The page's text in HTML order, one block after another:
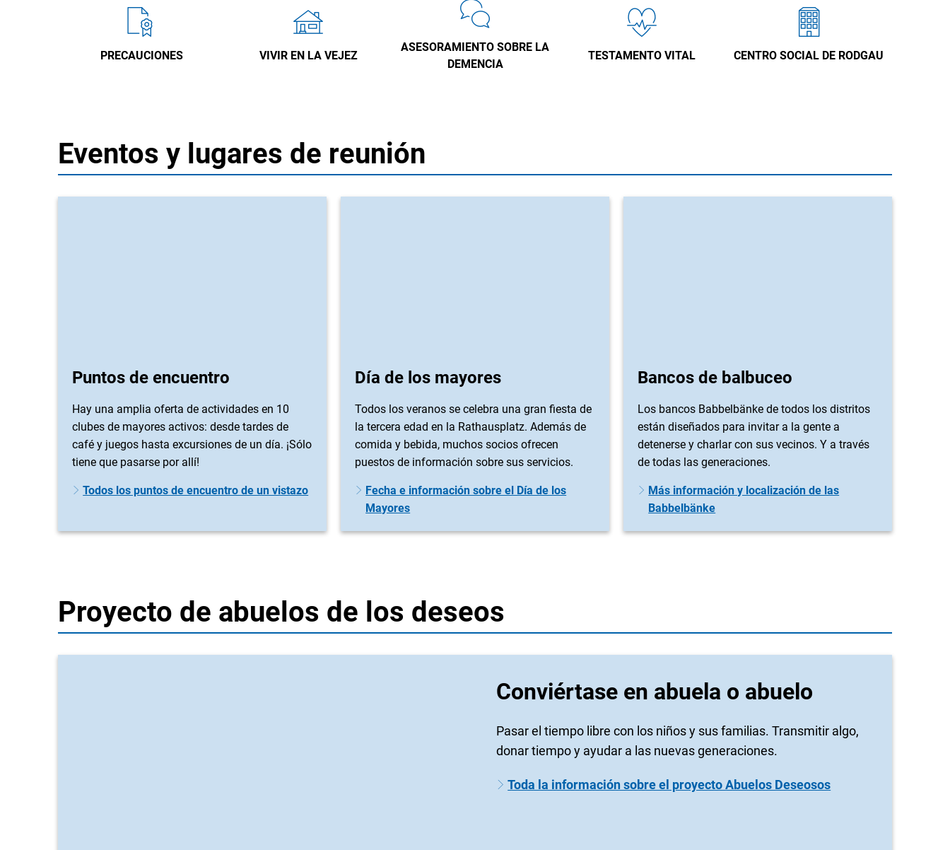
PRECAUCIONES VIVIR EN LA VEJEZ
ASESORAMIENTO SOBRE LA
DEMENCIA
TESTAMENTO VITAL CENTRO SOCIAL DE RODGAU
Eventos y lugares de reunión
Puntos de encuentro
Hay una amplia oferta de actividades en 10
clubes de mayores activos: desde tardes de
café y juegos hasta excursiones de un día. ¡Sólo
tiene que pasarse por allí!
Todos los puntos de encuentro de un vistazo
Día de los mayores
Todos los veranos se celebra una gran fiesta de
la tercera edad en la Rathausplatz. Además de
comida y bebida, muchos socios ofrecen
puestos de información sobre sus servicios.
Fecha e información sobre el Día de los
Mayores
Bancos de balbuceo
Los bancos Babbelbänke de todos los distritos
están diseñados para invitar a la gente a
detenerse y charlar con sus vecinos. Y a través
de todas las generaciones.
Más información y localización de las
Babbelbänke
Proyecto de abuelos de los deseos
Conviértase en abuela o abuelo
Pasar el tiempo libre con los niños y sus familias. Transmitir algo,
donar tiempo y ayudar a las nuevas generaciones.
Toda la información sobre el proyecto Abuelos Deseosos